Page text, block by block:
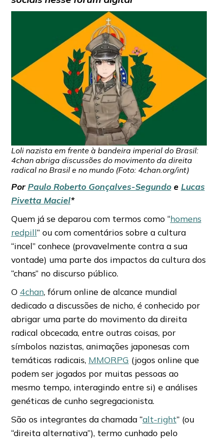
Loli nazista em frente à bandeira imperial do Brasil:
4chan abriga discussões do movimento da direita
radical no Brasil e no mundo (Foto: 4chan.org/int)
Por Paulo Roberto Gonçalves-Segundoe Lucas
Pivetta Maciel*
Quem já se deparou com termos como “homens
redpill” ou com comentários sobre a cultura
“incel” conhece (provavelmente contra a sua
vontade) uma parte dos impactos da cultura dos
“chans” no discurso público.
O 4chan, fórum online de alcance mundial
dedicado a discussões de nicho, é conhecido por
abrigar uma parte do movimento da direita
radical obcecada, entre outras coisas, por
símbolos nazistas, animações japonesas com
temáticas radicais, MMORPG (jogos online que
podem ser jogados por muitas pessoas ao
mesmo tempo, interagindo entre si) e análises
genéticas de cunho segregacionista.
São os integrantes da chamada “alt-right” (ou
“direita alternativa”), termo cunhado pelo